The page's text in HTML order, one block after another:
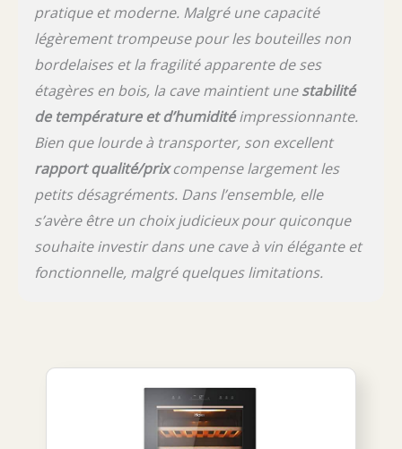
pratique et moderne. Malgré une capacité
légèrement trompeuse pour les bouteilles non
bordelaises et la fragilité apparente de ses
étagères en bois, la cave maintient unestabilité
de température et d’humiditéimpressionnante.
Bien que lourde à transporter, son excellent
rapport qualité/prixcompense largement les
petits désagréments. Dans l’ensemble, elle
s’avère être un choix judicieux pour quiconque
souhaite investir dans une cave à vin élégante et
fonctionnelle, malgré quelques limitations.